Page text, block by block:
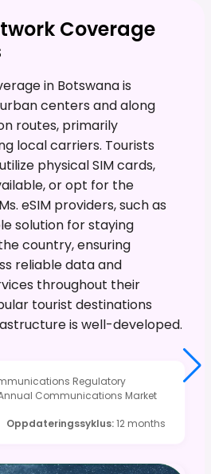
Coverage
in Botswana is
centers and along
routes, primarily
local carriers. Tourists
physical SIM cards,
or opt for the
eSIM providers, such as
solution for staying
country, ensuring
reliable data and
throughout their
tourist destinations
is well-developed.
Regulatory
Communications Market
Oppdateringssyklus:12 months